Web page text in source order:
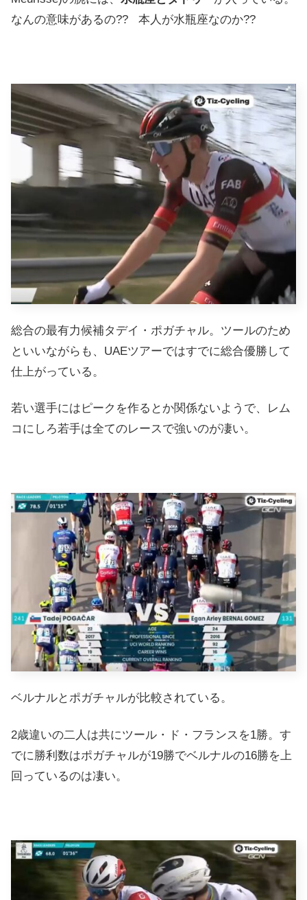
なんの意味があるの?? 本人が水瓶座なのか??
総合の最有力候補タデイ・ポガチャル。ツールのため
といいながらも、UAEツアーではすでに総合優勝して
仕上がっている。
若い選手にはピークを作るとか関係ないようで、レム
コにしろ若手は全てのレースで強いのが凄い。
ベルナルとポガチャルが比較されている。
2歳違いの二人は共にツール・ド・フランスを1勝。す
でに勝利数はポガチャルが19勝でベルナルの16勝を上
回っているのは凄い。